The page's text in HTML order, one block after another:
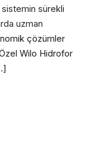
sürekli
uzman
çözümler
Wilo Hidrofor